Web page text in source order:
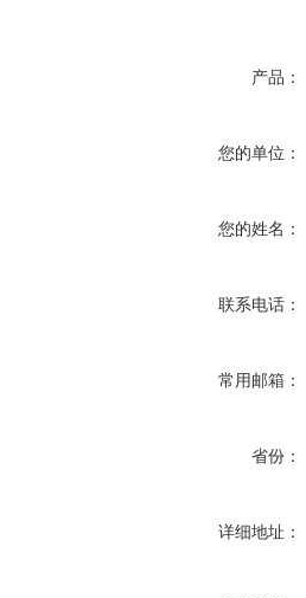
产品：
您的单位：
您的姓名：
联系电话：
常用邮箱：
省份：
详细地址：